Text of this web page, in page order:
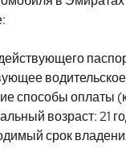
способы оплаты
возраст: 21
срок